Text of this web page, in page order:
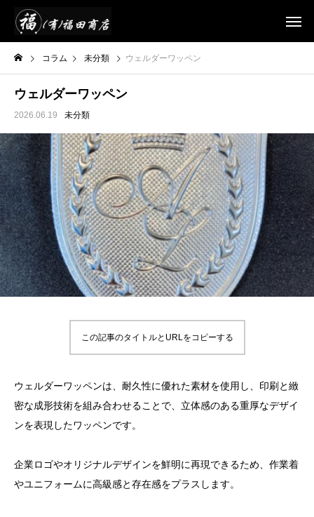
コラム 未分類 ウェルダーワッペン
ウェルダーワッペン
2026.06.19 未分類
この記事のタイトルとURLをコピーする
ウェルダーワッペンは、耐久性に優れた素材を使用し、印刷と緻
密な成形技術を組み合わせることで、立体感のある重厚なデザイ
ンを表現したワッペンです。
企業ロゴやオリジナルデザインを鮮明に再現できるため、作業着
やユニフォームに高級感と存在感をプラスします。